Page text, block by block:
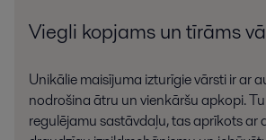
Viegli kopjams un tīrāms
Unikālie maisījuma izturīgie vārsti ir ar
nodrošina ātru un vienkāršu apkopi.
regulējamu sastāvdaļu, tas aprīkots ar